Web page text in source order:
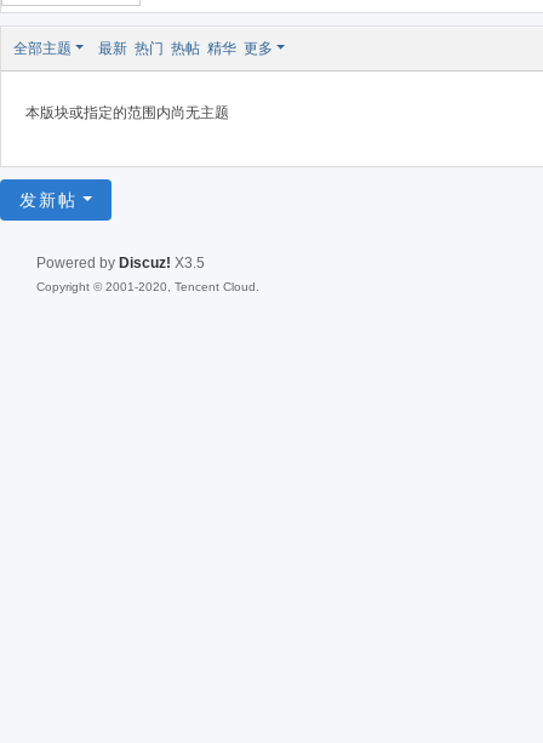
全部主题 最新 热门 热帖 精华 更多
本版块或指定的范围内尚无主题
发新帖
Powered by Discuz! X3.5
Copyright © 2001-2020, Tencent Cloud.